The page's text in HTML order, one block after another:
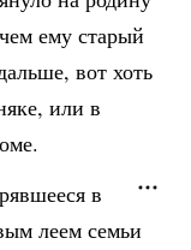
ему старый
вот хоть
или в
в
леем семьи